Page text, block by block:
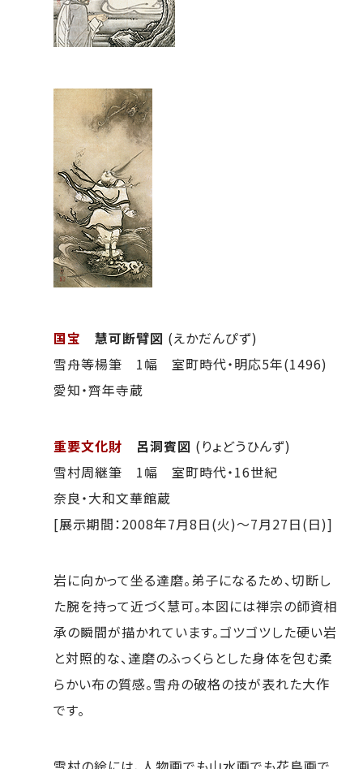
国宝 慧可断臂図 (えかだんぴず)
雪舟等楊筆 1幅 室町時代・明応5年(1496)
愛知・齊年寺蔵
重要文化財 呂洞賓図 (りょどうひんず)
雪村周継筆 1幅 室町時代・16世紀
奈良・大和文華館蔵
[展示期間：2008年7月8日(火)～7月27日(日)]
岩に向かって坐る達磨。弟子になるため、切断し
た腕を持って近づく慧可。本図には禅宗の師資相
承の瞬間が描かれています。ゴツゴツした硬い岩
と対照的な、達磨のふっくらとした身体を包む柔
らかい布の質感。雪舟の破格の技が表れた大作
です。